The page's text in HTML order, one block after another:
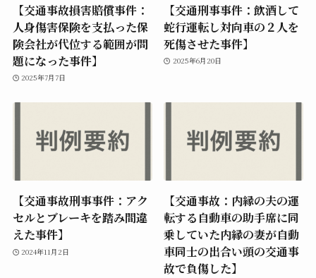
【交通事故損害賠償事件：
人身傷害保険を支払った保
険会社が代位する範囲が問
題になった事件】
2025年7月7日
【交通刑事事件：飲酒して
蛇行運転し対向車の２人を
死傷させた事件】
2025年6月20日
【交通事故刑事事件：アク
セルとブレーキを踏み間違
えた事件】
2024年11月2日
【交通事故：内縁の夫の運
転する自動車の助手席に同
乗していた内縁の妻が自動
車同士の出合い頭の交通事
故で負傷した】